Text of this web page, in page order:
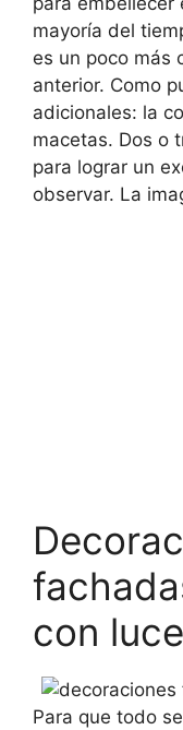
mayoría del
es un poco más
anterior. Como
adicionales: la
macetas. Dos o
para lograr un
observar. La
con
Para que todo